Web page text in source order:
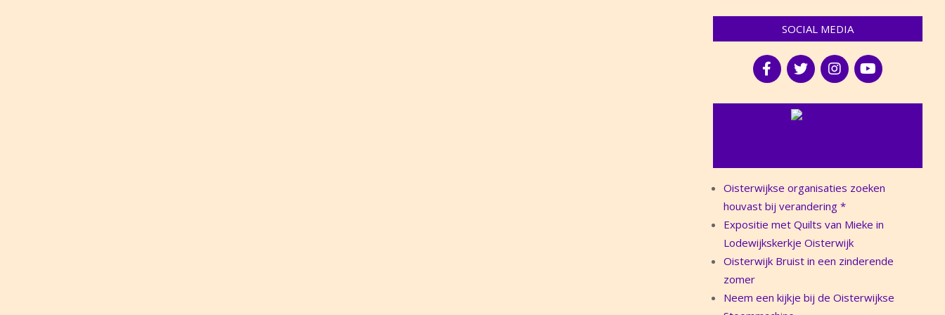
SOCIAL MEDIA
Oisterwijkse organisaties zoeken
houvast bij verandering *
Expositie met Quilts van Mieke in
Lodewijkskerkje Oisterwijk
Oisterwijk Bruist in een zinderende
zomer
Neem een kijkje bij de Oisterwijkse